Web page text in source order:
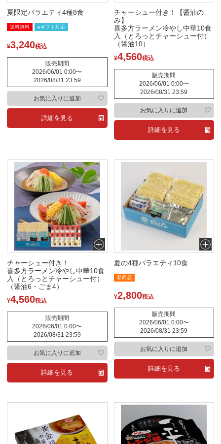
夏限定バラエティ4種8食
送料無料 eギフト対応
¥3,240税込
販売期間
2026/06/01 0:00〜
2026/08/31 23:59
詳細を見る
お気に入りに追加
チャーシュー付き！【醤油の
み】
喜多方ラーメン冷やし中華10食
入（とろっとチャーシュー付）
（醤油10）
¥4,560税込
販売期間
2026/06/01 0:00〜
2026/08/31 23:59
詳細を見る
お気に入りに追加
チャーシュー付き！
喜多方ラーメン冷やし中華10食
入（とろっとチャーシュー付）
（醤油6・ごま4）
¥4,560税込
販売期間
2026/06/01 0:00〜
2026/08/31 23:59
詳細を見る
お気に入りに追加
夏の4種バラエティ10食
新商品
¥2,800税込
販売期間
2026/06/01 0:00〜
2026/08/31 23:59
詳細を見る
お気に入りに追加